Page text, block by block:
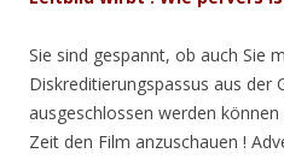
Sie sind gespannt, ob auch Sie
Diskreditierungspassus aus der
ausgeschlossen werden
Zeit den Film anzuschauen !